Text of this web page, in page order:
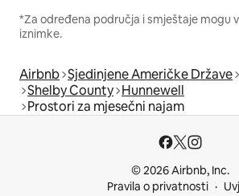
*Za određena područja i smještaje mogu
iznimke.
Airbnb Sjedinjene Američke Države
Shelby County Hunnewell
Prostori za mjesečni najam
© 2026 Airbnb, Inc.
Pravila o privatnosti